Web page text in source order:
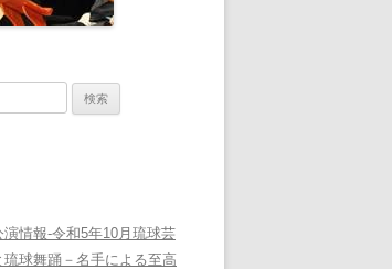
情報-令和5年10月琉球芸
球舞踊－名手による至高